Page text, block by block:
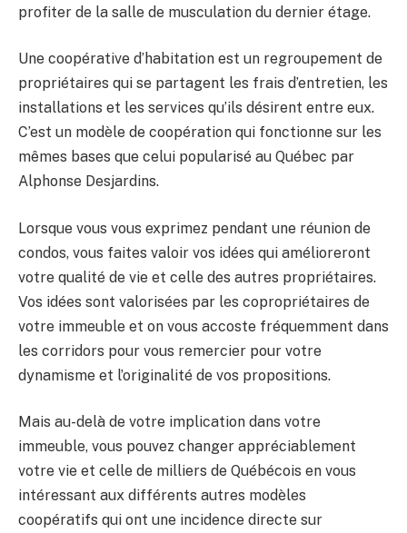
profiter de la salle de musculation du dernier étage.
Une coopérative d’habitation est un regroupement de
propriétaires qui se partagent les frais d’entretien, les
installations et les services qu’ils désirent entre eux.
C’est un modèle de coopération qui fonctionne sur les
mêmes bases que celui popularisé au Québec par
Alphonse Desjardins.
Lorsque vous vous exprimez pendant une réunion de
condos, vous faites valoir vos idées qui amélioreront
votre qualité de vie et celle des autres propriétaires.
Vos idées sont valorisées par les copropriétaires de
votre immeuble et on vous accoste fréquemment dans
les corridors pour vous remercier pour votre
dynamisme et l’originalité de vos propositions.
Mais au-delà de votre implication dans votre
immeuble, vous pouvez changer appréciablement
votre vie et celle de milliers de Québécois en vous
intéressant aux différents autres modèles
coopératifs qui ont une incidence directe sur